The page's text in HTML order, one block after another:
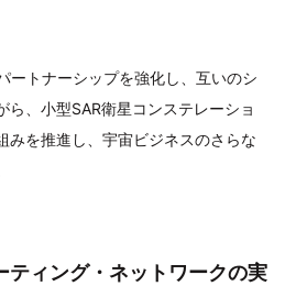
ートナーシップを強化し、互いのシ
、小型SAR衛星コンステレーショ
みを推進し、宇宙ビジネスのさらな
ティング・ネットワークの実